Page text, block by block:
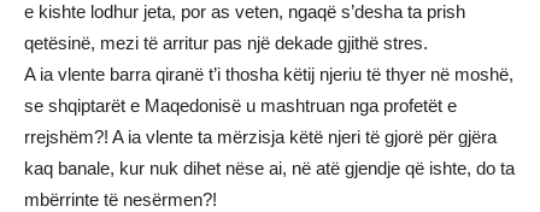
e kishte lodhur jeta, por as veten, ngaqë s’desha ta prish
qetësinë, mezi të arritur pas një dekade gjithë stres.
A ia vlente barra qiranë t’i thosha këtij njeriu të thyer në moshë,
se shqiptarët e Maqedonisë u mashtruan nga profetët e
rrejshëm?! A ia vlente ta mërzisja këtë njeri të gjorë për gjëra
kaq banale, kur nuk dihet nëse ai, në atë gjendje që ishte, do ta
mbërrinte të nesërmen?!